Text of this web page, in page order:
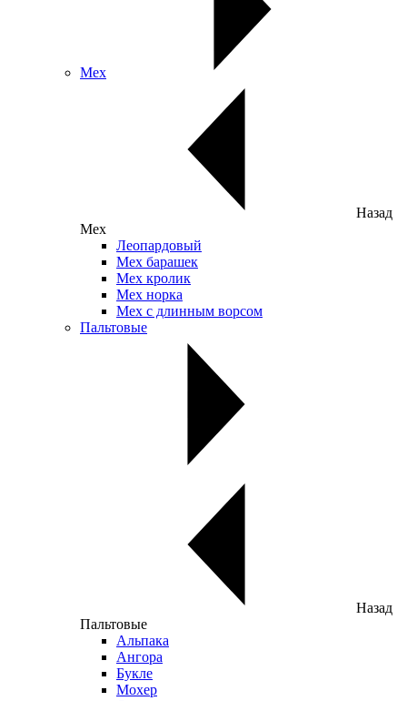
Мех
Назад
Мех
Леопардовый
Мех барашек
Мех кролик
Мех норка
Мех с длинным ворсом
Пальтовые
Назад
Пальтовые
Альпака
Ангора
Букле
Мохер